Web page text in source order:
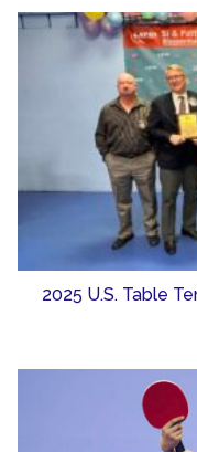
2025 U.S. Table